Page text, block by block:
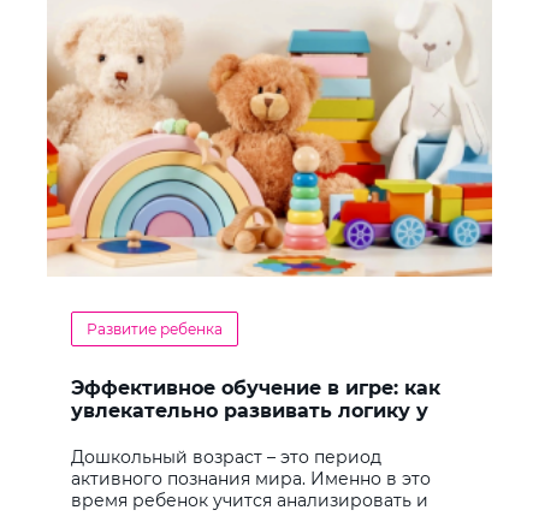
Развитие ребенка
Эффективное обучение в игре: как
увлекательно развивать логику у
Дошкольный возраст – это период
активного познания мира. Именно в это
время ребенок учится анализировать и